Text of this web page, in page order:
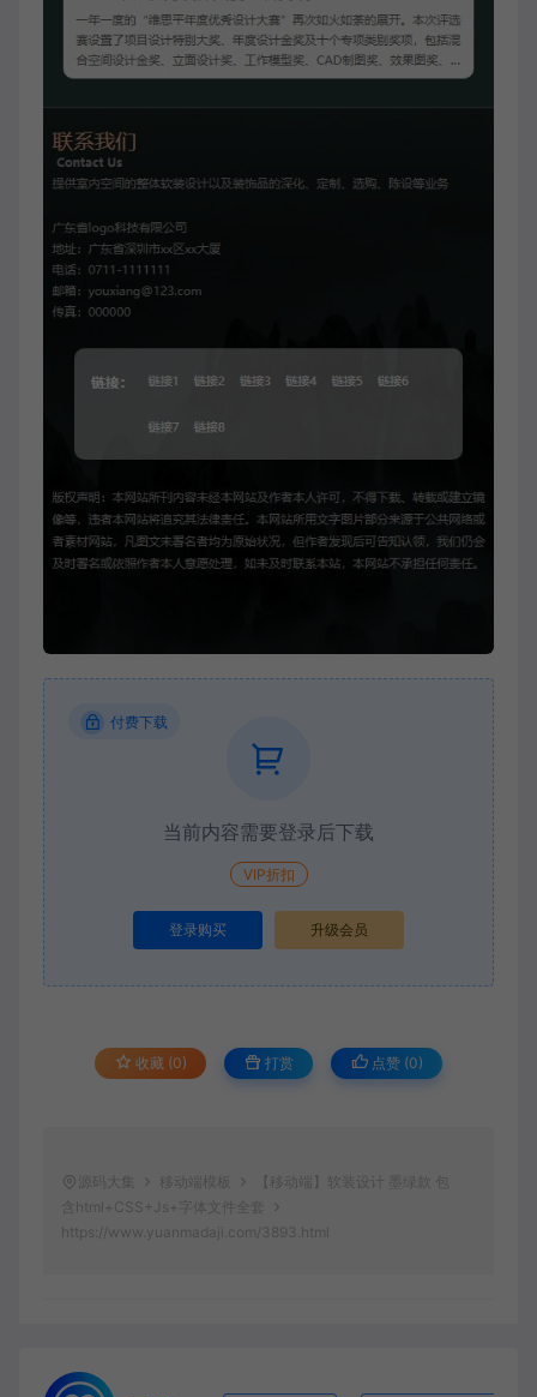
付费下载
当前内容需要登录后下载
VIP折扣
登录购买 升级会员
收藏 (0) 打赏 点赞 (0)
源码大集 移动端模板
【移动端】软装设计 墨绿款 包
含html+CSS+Js+字体文件全套
https://www.yuanmadaji.com/3893.html